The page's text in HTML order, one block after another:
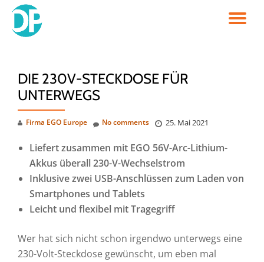
Skip
DIE 230V-STECKDOSE FÜR
UNTERWEGS
Firma EGO Europe 25. Mai 2021
No comments
Liefert zusammen mit EGO 56V-Arc-Lithium-
Akkus überall 230-V-Wechselstrom
Inklusive zwei USB-Anschlüssen zum Laden von
Smartphones und Tablets
Leicht und flexibel mit Tragegriff
Wer hat sich nicht schon irgendwo unterwegs eine
230-Volt-Steckdose gewünscht, um eben mal